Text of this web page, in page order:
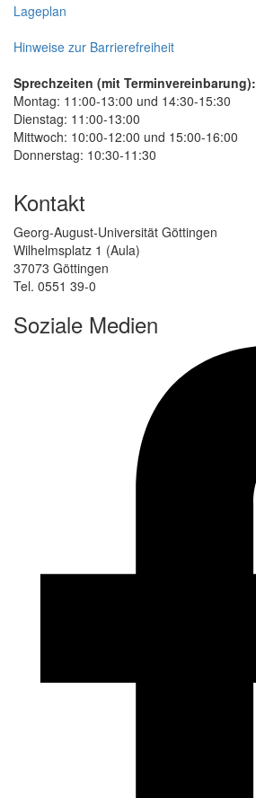
Lageplan
Hinweise zur Barrierefreiheit
Sprechzeiten (mit Terminvereinbarung):
Montag: 11:00-13:00 und 14:30-15:30
Dienstag: 11:00-13:00
Mittwoch: 10:00-12:00 und 15:00-16:00
Donnerstag: 10:30-11:30
Kontakt
Georg-August-Universität Göttingen
Wilhelmsplatz 1 (Aula)
37073 Göttingen
Tel. 0551 39-0
Soziale Medien